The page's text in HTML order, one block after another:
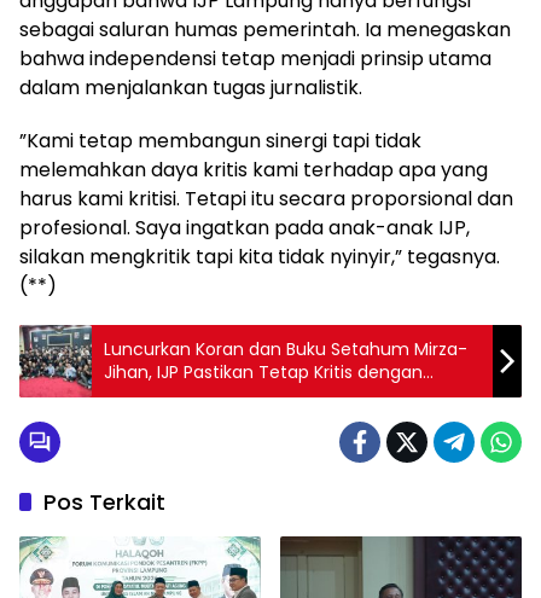
sebagai saluran humas pemerintah. Ia menegaskan
bahwa independensi tetap menjadi prinsip utama
dalam menjalankan tugas jurnalistik.
​”Kami tetap membangun sinergi tapi tidak
melemahkan daya kritis kami terhadap apa yang
harus kami kritisi. Tetapi itu secara proporsional dan
profesional. Saya ingatkan pada anak-anak IJP,
silakan mengkritik tapi kita tidak nyinyir,” tegasnya.
(**)
Luncurkan Koran dan Buku Setahum Mirza-
Jihan, IJP Pastikan Tetap Kritis dengan
Menjaga Profesionalitas
Pos Terkait